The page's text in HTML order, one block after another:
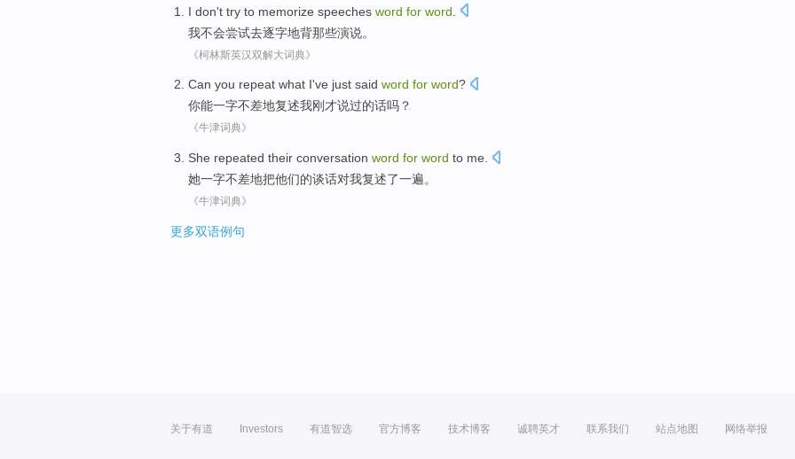
I don't try to memorize speeches word for word
我不会尝试去逐字地背那些演说。
《柯林斯英汉双解大词典》
Can you repeat what I've just said word for word?
你能一字不差地复述我刚才说过的话吗？
《牛津词典》
She repeated their conversation word for word to me
她一字不差地把他们的谈话对我复述了一遍。
《牛津词典》
更多双语例句
关于有道 Investors 有道智选 官方博客 技术博客 诚聘英才 联系我们 站点地图 网络举报